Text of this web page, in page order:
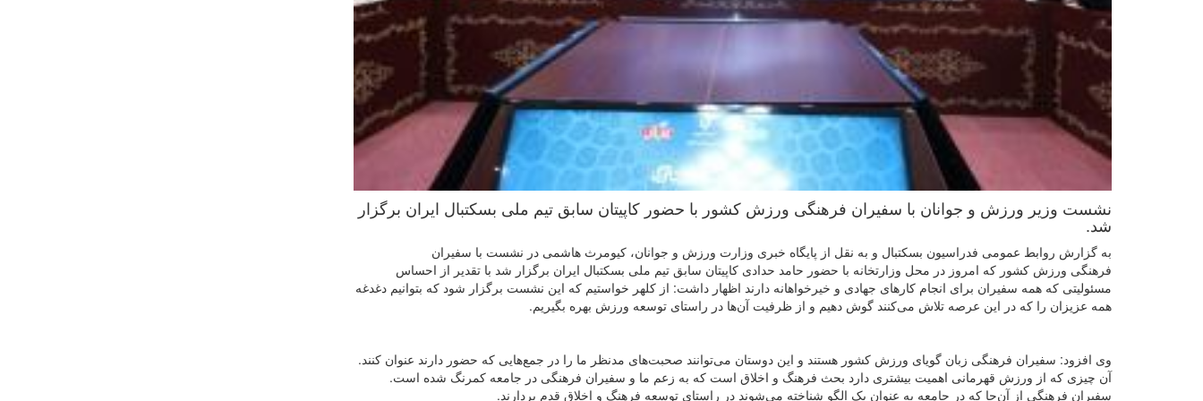
نشست وزیر ورزش و جوانان با سفیران فرهنگی ورزش کشور با حضور کاپیتان سابق تیم ملی بسکتبال ایران برگزار
شد.
به گزارش روابط عمومی فدراسیون بسکتبال و به نقل از پایگاه خبری وزارت ورزش و جوانان، کیومرث هاشمی در نشست با سفیران
فرهنگی ورزش کشور که امروز در محل وزارتخانه با حضور حامد حدادی کاپیتان سابق تیم ملی بسکتبال ایران برگزار شد با تقدیر از احساس
مسئولیتی که همه سفیران برای انجام کارهای جهادی و خیرخواهانه دارند اظهار داشت: از کلهر خواستیم که این نشست برگزار شود که بتوانیم دغدغه
همه عزیزان را که در این عرصه تلاش می‌کنند گوش دهیم و از ظرفیت آن‌ها در راستای توسعه ورزش بهره بگیریم.
وی افزود: سفیران فرهنگی زبان گویای ورزش کشور هستند و این دوستان می‌توانند صحبت‌های مدنظر ما را در جمع‌هایی که حضور دارند عنوان کنند.
آن چیزی که از ورزش قهرمانی اهمیت بیشتری دارد بحث فرهنگ و اخلاق است که به زعم ما و سفیران فرهنگی در جامعه کمرنگ شده است.
سفیران فرهنگی از آن‌جا که در جامعه به عنوان یک الگو شناخته می‌شوند در راستای توسعه فرهنگ و اخلاق قدم بردارند.